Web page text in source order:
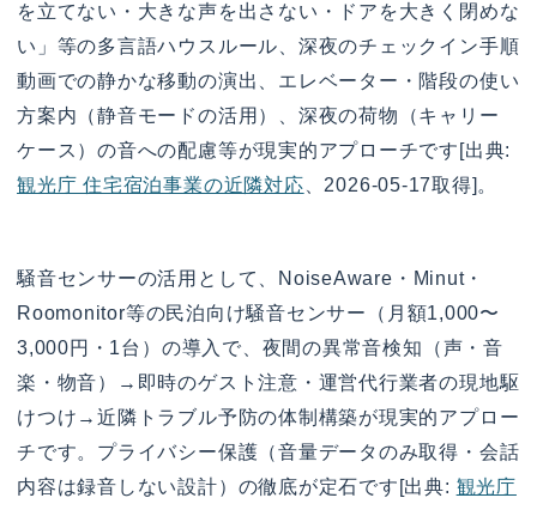
を立てない・大きな声を出さない・ドアを大きく閉めな
い」等の多言語ハウスルール、深夜のチェックイン手順
動画での静かな移動の演出、エレベーター・階段の使い
方案内（静音モードの活用）、深夜の荷物（キャリー
ケース）の音への配慮等が現実的アプローチです[出典:
観光庁 住宅宿泊事業の近隣対応 、2026-05-17取得]。
騒音センサーの活用として、NoiseAware・Minut・
Roomonitor等の民泊向け騒音センサー（月額1,000〜
3,000円・1台）の導入で、夜間の異常音検知（声・音
楽・物音）→即時のゲスト注意・運営代行業者の現地駆
けつけ→近隣トラブル予防の体制構築が現実的アプロー
チです。プライバシー保護（音量データのみ取得・会話
内容は録音しない設計）の徹底が定石です[出典: 観光庁